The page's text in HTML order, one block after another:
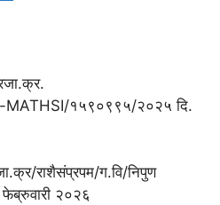
१५९०९९५/२०२५ दि.
राशैसंप्रपम/ग.वि/निपुण
२०२६